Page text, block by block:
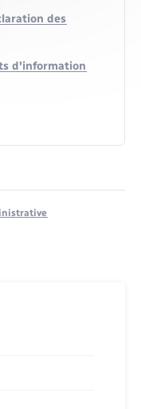
des
d'information